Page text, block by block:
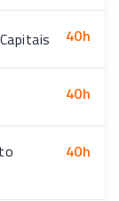
40h
40h
40h